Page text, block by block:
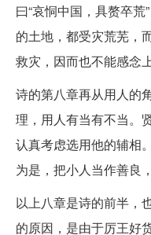
曰“哀恫中国，具赘卒
的土地，都受灾荒芜，
救灾，因而也不能感念
诗的第八章再从用人的
理，用人有当有不当。
认真考虑选用他的辅相
为是，把小人当作善良
以上八章是诗的前半，
的原因，是由于厉王好